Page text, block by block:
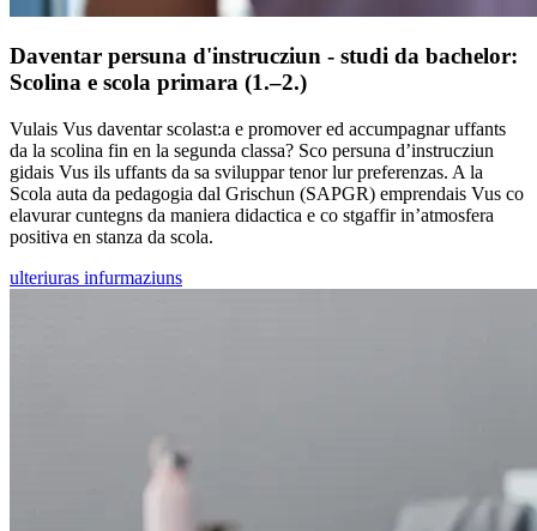
Daventar persuna d'instrucziun - studi da bachelor:
Scolina e scola primara (1.–2.)
Vulais Vus daventar scolast:a e promover ed accumpagnar uffants
da la scolina fin en la segunda classa? Sco persuna d’instrucziun
gidais Vus ils uffants da sa sviluppar tenor lur preferenzas. A la
Scola auta da pedagogia dal Grischun (SAPGR) emprendais Vus co
elavurar cuntegns da maniera didactica e co stgaffir in’atmosfera
positiva en stanza da scola.
ulteriuras infurmaziuns